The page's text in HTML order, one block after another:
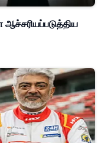
ஆச்சரியப்படுத்திய